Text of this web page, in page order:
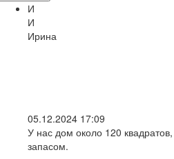
И
И
Ирина
05.12.2024 17:09
У нас дом около 120
запасом.